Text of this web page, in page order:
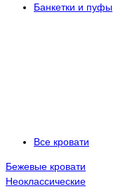
Банкетки и пуфы
Все кровати
Бежевые кровати
Неоклассические